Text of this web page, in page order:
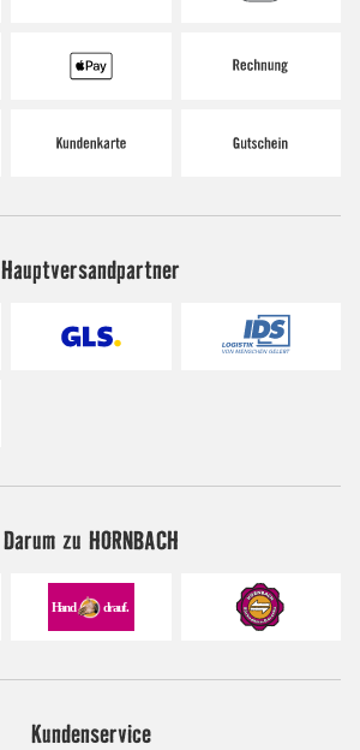
Hauptversandpartner
Darum zu HORNBACH
Kundenservice